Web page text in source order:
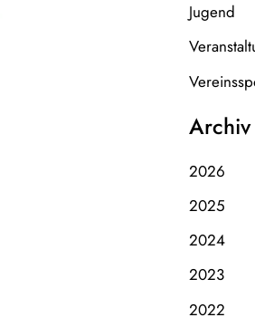
Jugend
Archiv
2026
2025
2024
2023
2022